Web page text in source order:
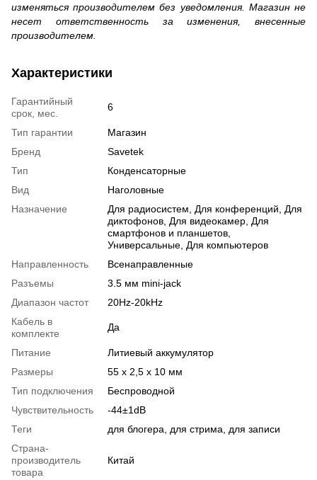
изменяться производителем без уведомления. Магазин не
несет ответственность за изменения, внесенные
производителем.
Характеристики
Гарантийный
срок, мес.
6
Тип гарантии
Магазин
Бренд
Savetek
Тип
Конденсаторные
Вид
Наголовные
Назначение
Для радиосистем, Для конференций, Для
диктофонов, Для видеокамер, Для
смартфонов и планшетов,
Универсальные, Для компьютеров
Направленность
Всенаправленные
Разъемы
3.5 мм mini-jack
Диапазон частот
20Hz-20kHz
Кабель в
комплекте
Да
Питание
Литиевый аккумулятор
Размеры
55 х 2,5 х 10 мм
Тип подключения
Беспроводной
Чувствительность
-44±1dB
Теги
для блогера, для стрима, для записи
Страна-
производитель
товара
Китай